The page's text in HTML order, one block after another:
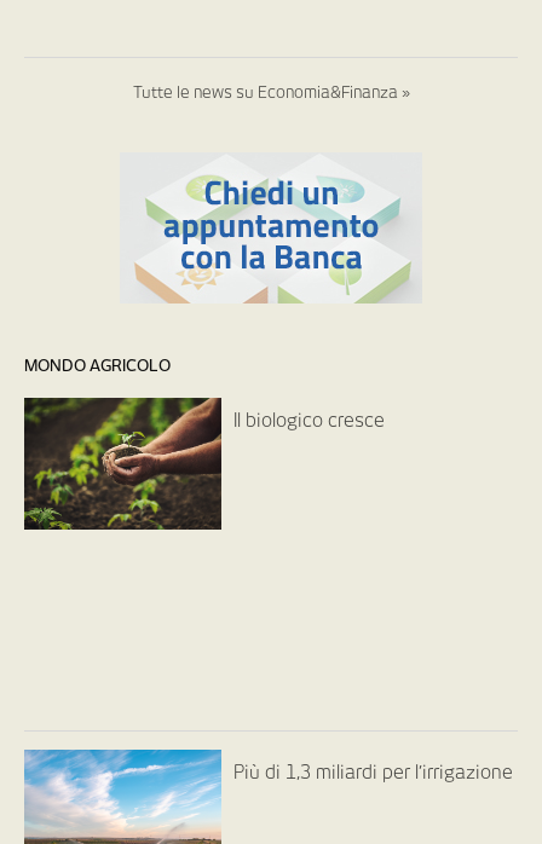
Tutte le news su Economia&Finanza »
MONDO AGRICOLO
Il biologico cresce
Più di 1,3 miliardi per l’irrigazione